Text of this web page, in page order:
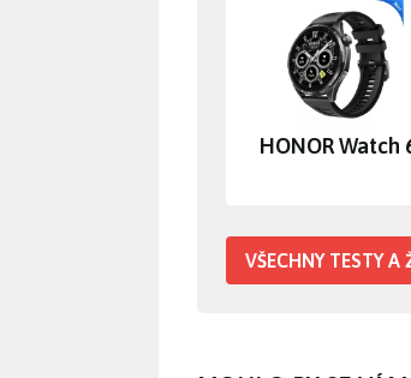
HONOR Watch
VŠECHNY TESTY A